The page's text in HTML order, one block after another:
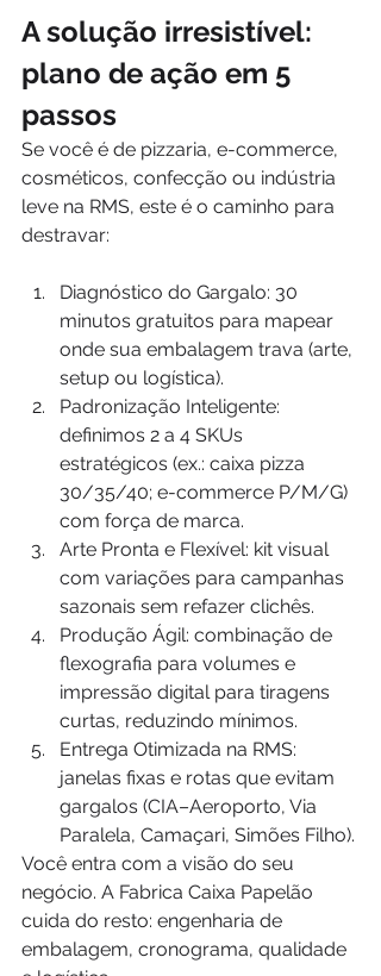
A solução irresistível:
plano de ação em 5
passos
Se você é de pizzaria, e-commerce,
cosméticos, confecção ou indústria
leve na RMS, este é o caminho para
destravar:
Diagnóstico do Gargalo: 30
minutos gratuitos para mapear
onde sua embalagem trava (arte,
setup ou logística).
Padronização Inteligente:
definimos 2 a 4 SKUs
estratégicos (ex.: caixa pizza
30/35/40; e-commerce P/M/G)
com força de marca.
Arte Pronta e Flexível: kit visual
com variações para campanhas
sazonais sem refazer clichês.
Produção Ágil: combinação de
flexografia para volumes e
impressão digital para tiragens
curtas, reduzindo mínimos.
Entrega Otimizada na RMS:
janelas fixas e rotas que evitam
gargalos (CIA–Aeroporto, Via
Paralela, Camaçari, Simões Filho).
Você entra com a visão do seu
negócio. A Fabrica Caixa Papelão
cuida do resto: engenharia de
embalagem, cronograma, qualidade